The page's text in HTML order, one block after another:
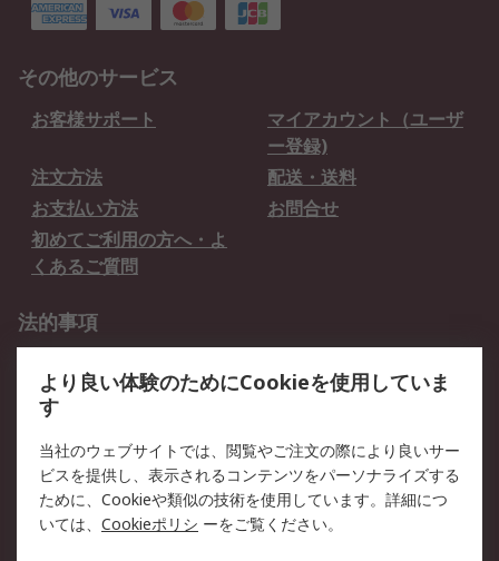
その他のサービス
お客様サポート
マイアカウント（ユーザ
ー登録)
注文方法
配送・送料
お支払い方法
お問合せ
初めてご利用の方へ・よ
くあるご質問
法的事項
クッキーポリシー
RSについて
会社概要
採用情報
プレスリリース＆お知ら
コーポレートサイト
より良い体験のためにCookieを使用していま
す
当社のウェブサイトでは、閲覧やご注文の際により良いサー
ビスを提供し、表示されるコンテンツをパーソナライズする
ために、Cookieや類似の技術を使用しています。詳細につ
いては、 Cookieポリシ ーをご覧ください。